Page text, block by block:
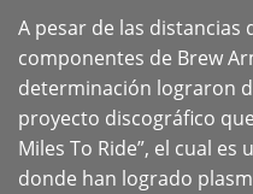
A pesar de las distancias
componentes de Brew
determinación lograron
proyecto discográfico
Miles To Ride”, el cual
donde han logrado